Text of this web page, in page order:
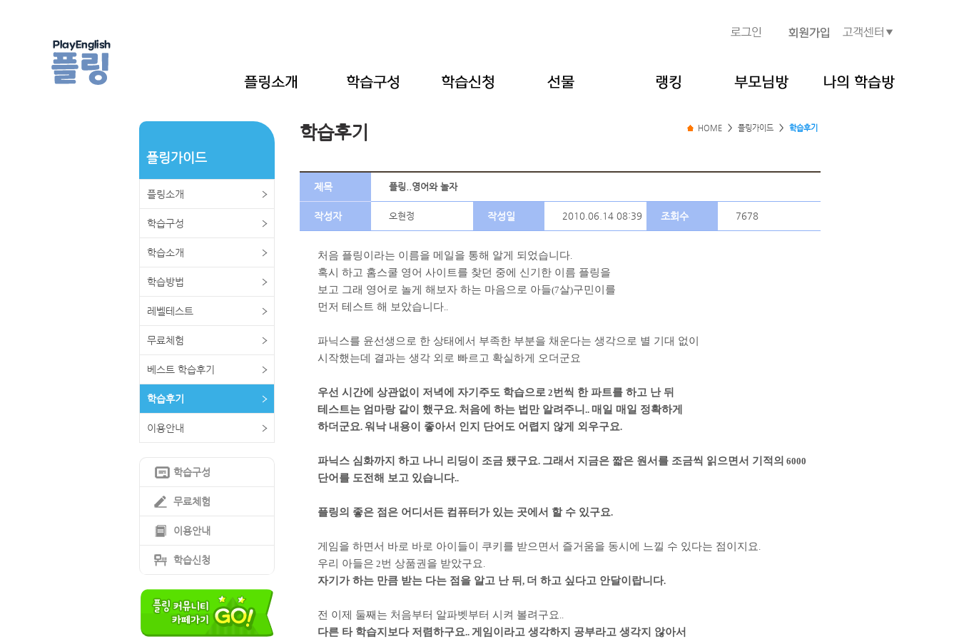
플링가이드
플링소개
학습구성
학습소개
학습방법
레벨테스트
무료체험
베스트 학습후기
학습후기
이용안내
학습구성
무료체험
이용안내
학습신청
학습후기 HOME > 플링가이드 > 학습후기
제목 플링..영어와 놀자
작성자 오현정 작성일 2010.06.14 08:39 조회수 7678
처음 플링이라는 이름을 메일을 통해 알게 되었습니다.
혹시 하고 홈스쿨 영어 사이트를 찾던 중에 신기한 이름 플링을
보고 그래 영어로 놀게 해보자 하는 마음으로 아들(7살)구민이를
먼저 테스트 해 보았습니다..
파닉스를 윤선생으로 한 상태에서 부족한 부분을 채운다는 생각으로 별 기대 없이
시작했는데 결과는 생각 외로 빠르고 확실하게 오더군요
우선 시간에 상관없이 저녁에 자기주도 학습으로2번씩 한 파트를 하고 난 뒤
테스트는 엄마랑 같이 했구요. 처음에 하는 법만 알려주니 .. 매일 매일 정확하게
하더군요. 워낙 내용이 좋아서 인지 단어도 어렵지 않게 외우구요.
파닉스 심화까지 하고 나니 리딩이 조금 됐구요. 그래서 지금은 짧은 원서를 조금씩 읽으면서 기적의 6000
단어를 도전해 보고 있습니다..
플링의 좋은 점은 어디서든 컴퓨터가 있는 곳에서 할 수 있구요.
게임을 하면서 바로 바로 아이들이 쿠키를 받으면서 즐거움을 동시에 느낄 수 있다는 점이지요 .
우리 아들은 2번 상품권을 받았구요 .
자기가 하는 만큼 받는 다는 점을 알고 난 뒤 , 더 하고 싶다고 안달이랍니다.
전 이제 둘째는 처음부터 알파벳부터 시켜 볼려구요 ..
다른 타 학습지보다 저렴하구요.. 게임이라고 생각하지 공부라고 생각지 않아서